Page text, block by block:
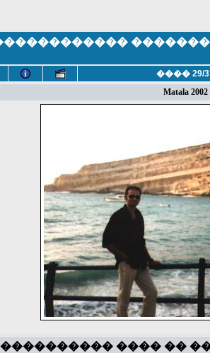
��������
���� 29/
Matala 2002
���� ��